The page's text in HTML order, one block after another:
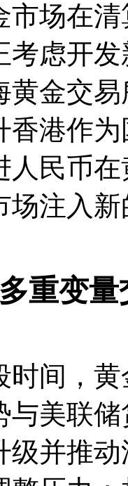
市场在
考虑开
黄金交
香港作
人民币
场注入
重变
时间，
与美联
级并推